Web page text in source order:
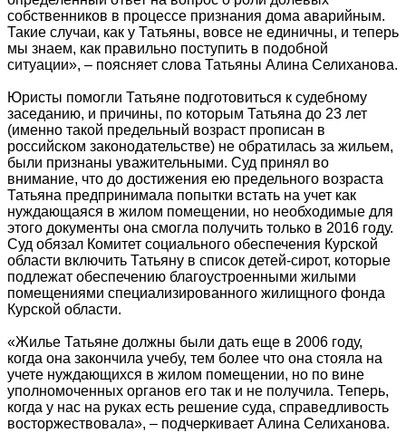
собственников в процессе признания дома аварийным.
Такие случаи, как у Татьяны, вовсе не единичны, и теперь
мы знаем, как правильно поступить в подобной
ситуации», – поясняет слова Татьяны Алина Селиханова.
Юристы помогли Татьяне подготовиться к судебному
заседанию, и причины, по которым Татьяна до 23 лет
(именно такой предельный возраст прописан в
российском законодательстве) не обратилась за жильем,
были признаны уважительными. Суд принял во
внимание, что до достижения ею предельного возраста
Татьяна предпринимала попытки встать на учет как
нуждающаяся в жилом помещении, но необходимые для
этого документы она смогла получить только в 2016 году.
Суд обязал Комитет социального обеспечения Курской
области включить Татьяну в список детей-сирот, которые
подлежат обеспечению благоустроенными жилыми
помещениями специализированного жилищного фонда
Курской области.
«Жилье Татьяне должны были дать еще в 2006 году,
когда она закончила учебу, тем более что она стояла на
учете нуждающихся в жилом помещении, но по вине
уполномоченных органов его так и не получила. Теперь,
когда у нас на руках есть решение суда, справедливость
восторжествовала», – подчеркивает Алина Селиханова.